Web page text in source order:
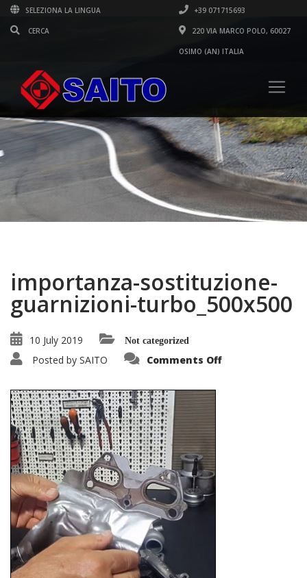
SELEZIONA LA LINGUA +39 071715693
220 VIA MARCO POLO, 60027
OSIMO (AN) ITALIA
importanza-sostituzione-
guarnizioni-turbo_500x500
10 July 2019 Not categorized
Posted by SAITO Comments Offon